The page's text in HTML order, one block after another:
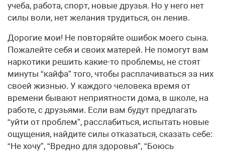
учеба, работа, спорт, новые друзья. Но у него нет
силы воли, нет желания трудиться, он ленив.
Дорогие мои! Не повторяйте ошибок моего сына.
Пожалейте себя и своих матерей. Не помогут вам
наркотики решить какие-то проблемы, не стоят
минуты “кайфа” того, чтобы расплачиваться за них
своей жизнью. У каждого человека время от
времени бывают неприятности дома, в школе, на
работе, с друзьями. Если вам будут предлагать
“уйти от проблем”, расслабиться, испытать новые
ощущения, найдите силы отказаться, сказать себе:
“Не хочу”, “Вредно для здоровья”, “Боюсь